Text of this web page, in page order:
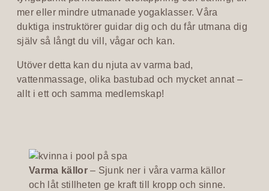
mer eller mindre utmanade yogaklasser. Våra
duktiga instruktörer guidar dig och du får utmana dig
själv så långt du vill, vågar och kan.
Utöver detta kan du njuta av varma bad,
vattenmassage, olika bastubad och mycket annat –
allt i ett och samma medlemskap!
Varma källor– Sjunk ner i våra varma källor
och låt stillheten ge kraft till kropp och sinne.